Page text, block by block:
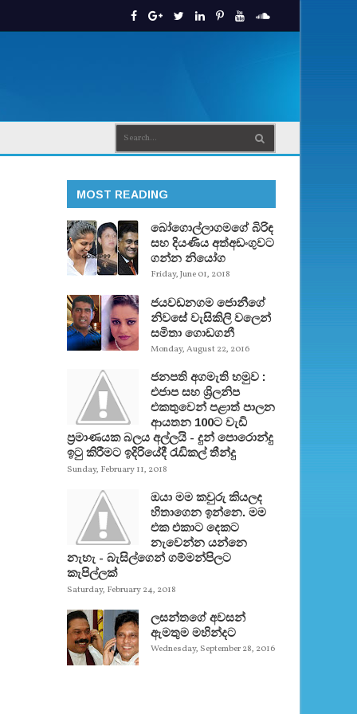
MOST READING
බෝගොල්ලාගමගේ බිරිඳ
සහ දියණිය අත්අඩංගුවට
ගන්න නියෝග
Friday, June 01, 2018
ජයවඩනගම ජොනීගේ
නිවසේ වැසිකිලි වලෙන්
සමිතා ගොඩගනී
Monday, August 22, 2016
ජනපති අගමැති හමුව :
එජාප සහ ශ්‍රිලනිප
එකතුවෙන් පළාත් පාලන
ආයතන 100ට වැඩි
ප්‍රමාණයක බලය අල්ලයි - දුන් පොරොන්දු
ඉටු කිරීමට ඉදිරියේදී රැඩිකල් තීන්දු
Sunday, February 11, 2018
ඔයා මම කවුරු කියලද
හිතාගෙන ඉන්නෙ. මම
එක එකාට දෙකට
නැවෙන්න යන්නෙ
නැහැ - බැසිල්ගෙන් ගම්මන්පිලට
කැපිල්ලක්
Saturday, February 24, 2018
ලසන්තගේ අවසන්
ඇමතුම මහින්දට
Wednesday, September 28, 2016